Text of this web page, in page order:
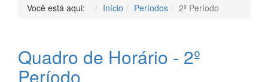
Você está aqui: Início Períodos 2º Período
Quadro de Horário - 2º
Período